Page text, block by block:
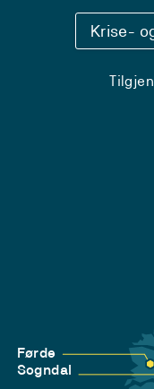
Krise-
Førde
Sogndal